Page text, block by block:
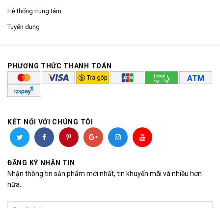
Hệ thống trung tâm
Tuyển dụng
PHƯƠNG THỨC THANH TOÁN
KẾT NỐI VỚI CHÚNG TÔI
ĐĂNG KÝ NHẬN TIN
Nhận thông tin sản phẩm mới nhất, tin khuyến mãi và nhiều hơn
nữa.